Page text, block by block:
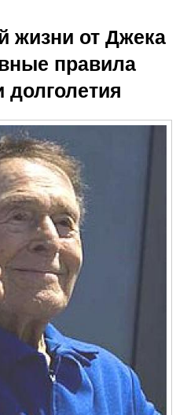
жизни от Джека
правила